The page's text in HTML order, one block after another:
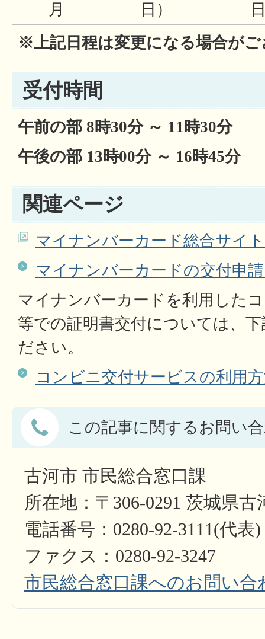
月
日）
※上記日程は変更になる場合が
受付時間
午前の部 8時30分 ～ 11時30分
午後の部 13時00分 ～ 16時45分
関連ページ
マイナンバーカード総合サイ
マイナンバーカードの交付申
マイナンバーカードを利用した
等での証明書交付については、
ださい。
コンビニ交付サービスの利用
この記事に関するお問い
古河市 市民総合窓口課
所在地：〒306-0291 茨城県
電話番号：0280-92-3111(代表)
ファクス：0280-92-3247
市民総合窓口課へのお問い合